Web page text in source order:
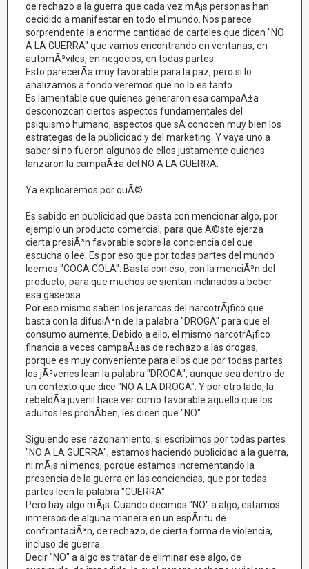
de rechazo a la guerra que cada vez mÃ¡s personas han
decidido a manifestar en todo el mundo. Nos parece
sorprendente la enorme cantidad de carteles que dicen "NO
A LA GUERRA" que vamos encontrando en ventanas, en
automÃ³viles, en negocios, en todas partes.
Esto parecerÃ­a muy favorable para la paz, pero si lo
analizamos a fondo veremos que no lo es tanto.
Es lamentable que quienes generaron esa campaÃ±a
desconozcan ciertos aspectos fundamentales del
psiquismo humano, aspectos que sÃ­ conocen muy bien los
estrategas de la publicidad y del marketing. Y vaya uno a
saber si no fueron algunos de ellos justamente quienes
lanzaron la campaÃ±a del NO A LA GUERRA.
Ya explicaremos por quÃ©.
Es sabido en publicidad que basta con mencionar algo, por
ejemplo un producto comercial, para que Ã©ste ejerza
cierta presiÃ³n favorable sobre la conciencia del que
escucha o lee. Es por eso que por todas partes del mundo
leemos "COCA COLA". Basta con eso, con la menciÃ³n del
producto, para que muchos se sientan inclinados a beber
esa gaseosa.
Por eso mismo saben los jerarcas del narcotrÃ¡fico que
basta con la difusiÃ³n de la palabra "DROGA" para que el
consumo aumente. Debido a ello, el mismo narcotrÃ¡fico
financia a veces campaÃ±as de rechazo a las drogas,
porque es muy conveniente para ellos que por todas partes
los jÃ³venes lean la palabra "DROGA", aunque sea dentro de
un contexto que dice "NO A LA DROGA". Y por otro lado, la
rebeldÃ­a juvenil hace ver como favorable aquello que los
adultos les prohÃ­ben, les dicen que "NO"...
Siguiendo ese razonamiento, si escribimos por todas partes
"NO A LA GUERRA", estamos haciendo publicidad a la guerra,
ni mÃ¡s ni menos, porque estamos incrementando la
presencia de la guerra en las conciencias, que por todas
partes leen la palabra "GUERRA".
Pero hay algo mÃ¡s. Cuando decimos "NO" a algo, estamos
inmersos de alguna manera en un espÃ­ritu de
confrontaciÃ³n, de rechazo, de cierta forma de violencia,
incluso de guerra.
Decir "NO" a algo es tratar de eliminar ese algo, de